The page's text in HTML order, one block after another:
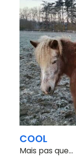
COOL
Mais pas que…